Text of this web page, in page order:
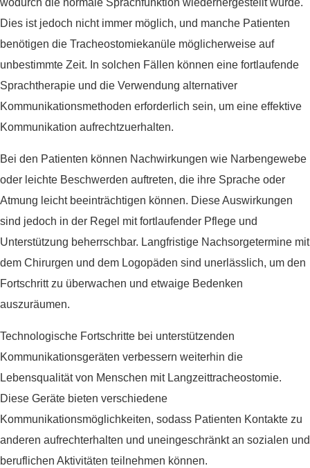
wodurch die normale Sprachfunktion wiederhergestellt würde.
Dies ist jedoch nicht immer möglich, und manche Patienten
benötigen die Tracheostomiekanüle möglicherweise auf
unbestimmte Zeit. In solchen Fällen können eine fortlaufende
Sprachtherapie und die Verwendung alternativer
Kommunikationsmethoden erforderlich sein, um eine effektive
Kommunikation aufrechtzuerhalten.
Bei den Patienten können Nachwirkungen wie Narbengewebe
oder leichte Beschwerden auftreten, die ihre Sprache oder
Atmung leicht beeinträchtigen können. Diese Auswirkungen
sind jedoch in der Regel mit fortlaufender Pflege und
Unterstützung beherrschbar. Langfristige Nachsorgetermine mit
dem Chirurgen und dem Logopäden sind unerlässlich, um den
Fortschritt zu überwachen und etwaige Bedenken
auszuräumen.
Technologische Fortschritte bei unterstützenden
Kommunikationsgeräten verbessern weiterhin die
Lebensqualität von Menschen mit Langzeittracheostomie.
Diese Geräte bieten verschiedene
Kommunikationsmöglichkeiten, sodass Patienten Kontakte zu
anderen aufrechterhalten und uneingeschränkt an sozialen und
beruflichen Aktivitäten teilnehmen können.